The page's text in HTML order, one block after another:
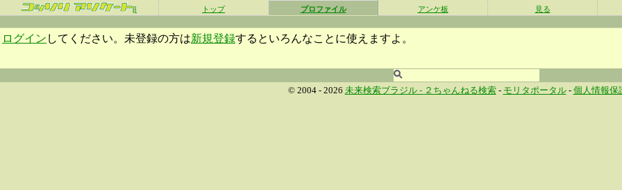
β トップ プロファイル アンケ板 見る
ログイン してください。未登録の方は新規登録するといろんなことに使えますよ。
© 2004 - 2026 未来検索ブラジル - ２ちゃんねる検索- モリタポータル- 個人情報保